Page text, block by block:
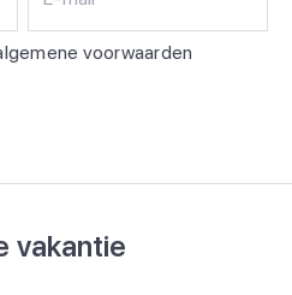
voorwaarden
vakantie